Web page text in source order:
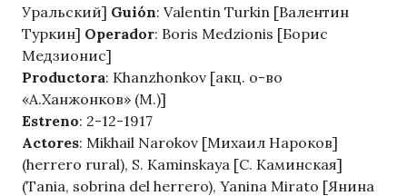
Уральский] Guión: Valentin Turkin [Валентин
Туркин] Operador: Boris Medzionis [Борис
Медзионис]
Productora: Khanzhonkov [акц. о-во
«А.Ханжонков» (М.)]
Estreno: 2-12-1917
Actores: Mikhail Narokov [Михаил Нароков]
(herrero rural), S. Kaminskaya [С. Каминская]
(Tania, sobrina del herrero), Yanina Mirato [Янина